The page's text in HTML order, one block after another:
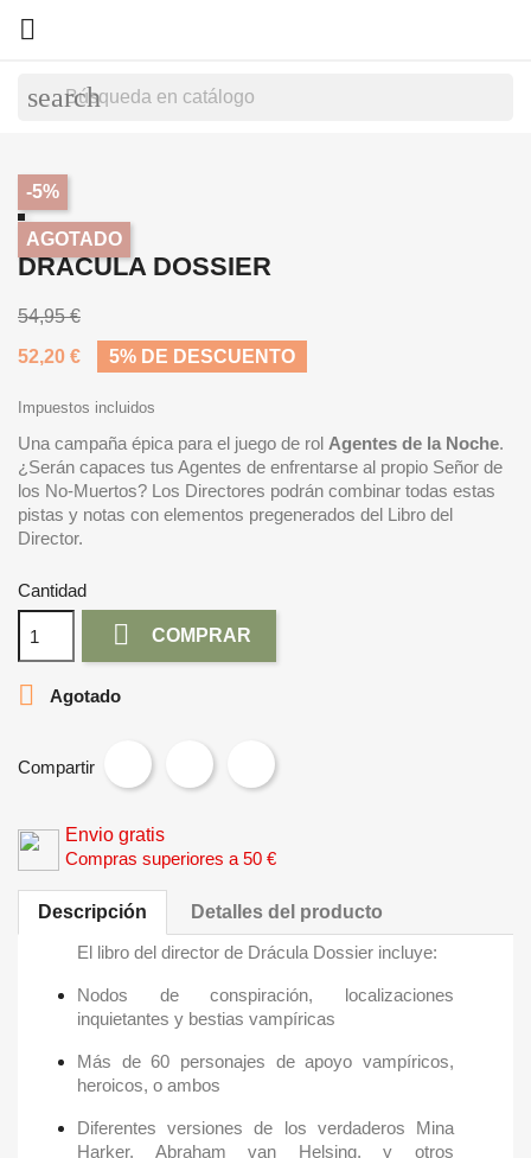

search
-5%
AGOTADO
DRÁCULA DOSSIER
54,95 €
52,20 €
5% DE DESCUENTO
Impuestos incluidos
Una campaña épica para el juego de rol Agentes de la Noche.
¿Serán capaces tus Agentes de enfrentarse al propio Señor de
los No-Muertos? Los Directores podrán combinar todas estas
pistas y notas con elementos pregenerados del Libro del
Director.
Cantidad
 COMPRAR
 Agotado
Compartir
Envio gratis
Compras superiores a 50 €
Descripción
Detalles del producto
El libro del director de Drácula Dossier incluye:
Nodos de conspiración, localizaciones
inquietantes y bestias vampíricas
Más de 60 personajes de apoyo vampíricos,
heroicos, o ambos
Diferentes versiones de los verdaderos Mina
Harker, Abraham van Helsing, y otros